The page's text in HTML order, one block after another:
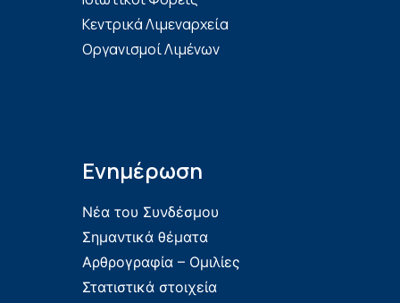
Κεντρικά Λιμεναρχεία
Οργανισμοί Λιμένων
Ενημέρωση
Νέα του Συνδέσμου
Σημαντικά θέματα
Αρθρογραφία – Ομιλίες
Στατιστικά στοιχεία